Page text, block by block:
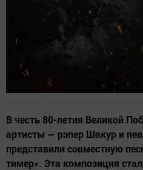
В честь 80-летия Великой
артисты — рэпер Шакур и
представили совместную
тимер». Эта композиция